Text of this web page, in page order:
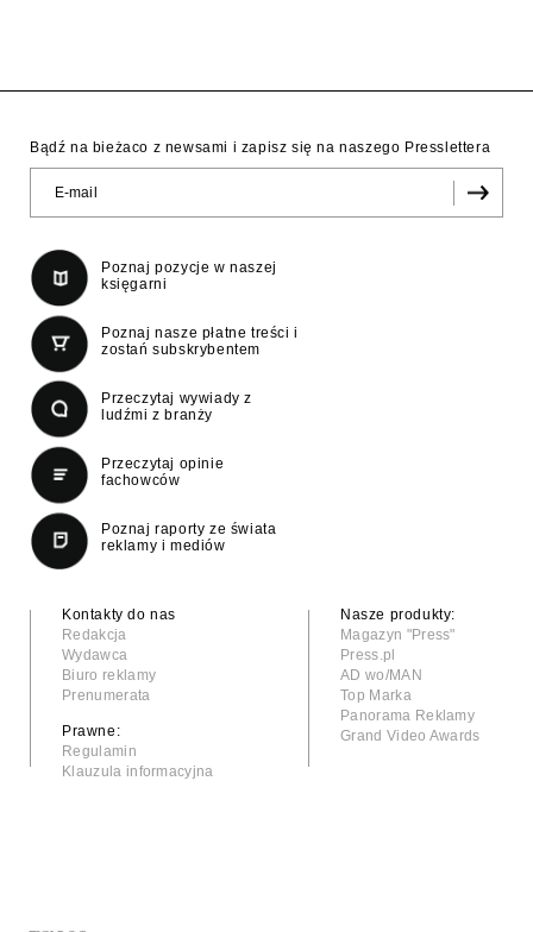
Bądź na bieżaco z newsami i zapisz się na naszego Presslettera
Poznaj pozycje w naszej
księgarni
Poznaj nasze płatne treści i
zostań subskrybentem
Przeczytaj wywiady z
ludźmi z branży
Przeczytaj opinie
fachowców
Poznaj raporty ze świata
reklamy i mediów
Kontakty do nas
Redakcja
Wydawca
Biuro reklamy
Prenumerata
Prawne:
Regulamin
Klauzula informacyjna
Nasze produkty:
Magazyn "Press"
Press.pl
AD wo/MAN
Top Marka
Panorama Reklamy
Grand Video Awards